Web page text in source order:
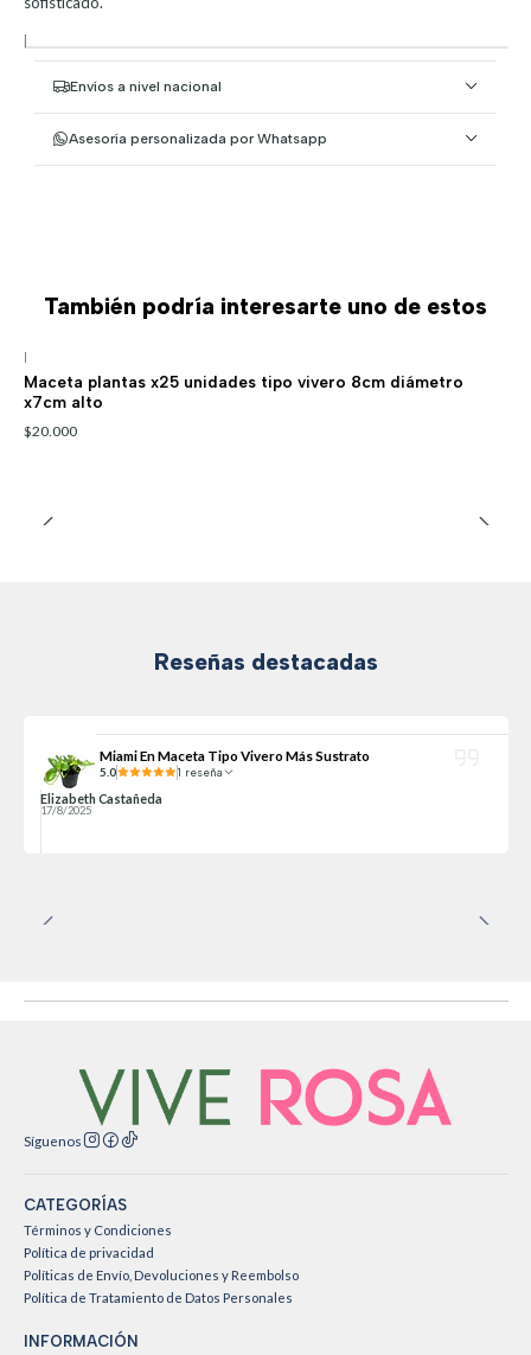
|
Envíos a nivel nacional
Asesoría personalizada por Whatsapp
También podría interesarte uno de estos
|
Maceta plantas x25 unidades tipo vivero 8cm diámetro
x7cm alto
$20.000
Reseñas destacadas
Miami En Maceta Tipo Vivero Más Sustrato
5.0 1 reseña
Elizabeth Castañeda
17/8/2025
Síguenos
CATEGORÍAS
Términos y Condiciones
Política de privacidad
Políticas de Envío, Devoluciones y Reembolso
Política de Tratamiento de Datos Personales
INFORMACIÓN